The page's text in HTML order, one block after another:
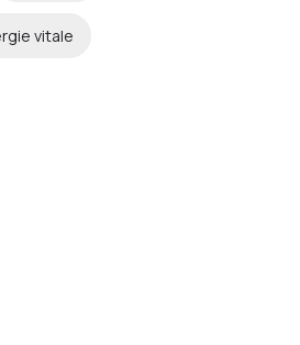
vitale